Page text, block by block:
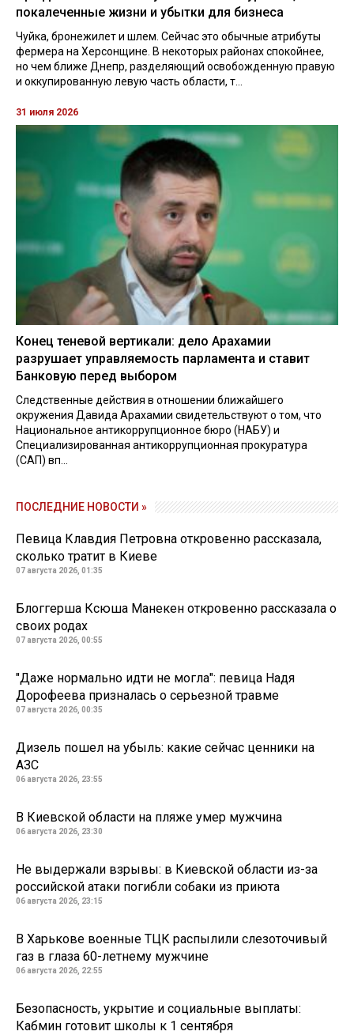
покалеченные жизни и убытки для бизнеса
Чуйка, бронежилет и шлем. Сейчас это обычные атрибуты
фермера на Херсонщине. В некоторых районах спокойнее,
но чем ближе Днепр, разделяющий освобожденную правую
и оккупированную левую часть области, т...
31 июля 2026
Конец теневой вертикали: дело Арахамии
разрушает управляемость парламента и ставит
Банковую перед выбором
Следственные действия в отношении ближайшего
окружения Давида Арахамии свидетельствуют о том, что
Национальное антикоррупционное бюро (НАБУ) и
Специализированная антикоррупционная прокуратура
(САП) вп...
ПОСЛЕДНИЕ НОВОСТИ »
Певица Клавдия Петровна откровенно рассказала,
сколько тратит в Киеве
07 августа 2026, 01:35
Блоггерша Ксюша Манекен откровенно рассказала о
своих родах
07 августа 2026, 00:55
"Даже нормально идти не могла": певица Надя
Дорофеева призналась о серьезной травме
07 августа 2026, 00:35
Дизель пошел на убыль: какие сейчас ценники на
АЗС
06 августа 2026, 23:55
В Киевской области на пляже умер мужчина
06 августа 2026, 23:30
Не выдержали взрывы: в Киевской области из-за
российской атаки погибли собаки из приюта
06 августа 2026, 23:15
В Харькове военные ТЦК распылили слезоточивый
газ в глаза 60-летнему мужчине
06 августа 2026, 22:55
Безопасность, укрытие и социальные выплаты:
Кабмин готовит школы к 1 сентября